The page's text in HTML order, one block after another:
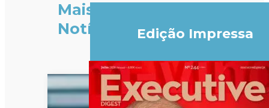
Mais
Notícias
Edição Impressa